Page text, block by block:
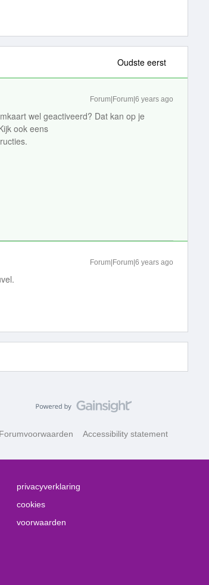
Oudste eerst
Forum|Forum|6 years ago
wel geactiveerd? Dat kan op je
ook eens
Forum|Forum|6 years ago
Forumvoorwaarden Accessibility statement
privacyverklaring
cookies
voorwaarden